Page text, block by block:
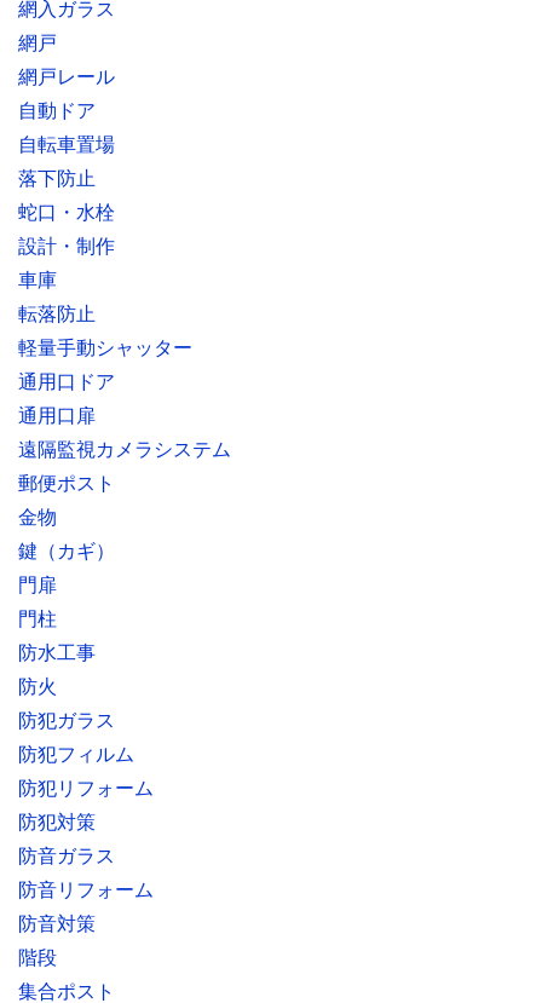
網入ガラス
網戸
網戸レール
自動ドア
自転車置場
落下防止
蛇口・水栓
設計・制作
車庫
転落防止
軽量手動シャッター
通用口ドア
通用口扉
遠隔監視カメラシステム
郵便ポスト
金物
鍵（カギ）
門扉
門柱
防水工事
防火
防犯ガラス
防犯フィルム
防犯リフォーム
防犯対策
防音ガラス
防音リフォーム
防音対策
階段
集合ポスト